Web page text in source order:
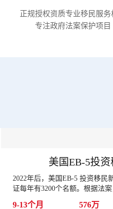
正规授权资质专业移民服务
专注政府法案保护项目
美国EB-5投资
2022年后，美国EB-5 投资移民
证每年有3200个名额。根据法案
的美国工人就业机会，即可获
9-13个月 576万